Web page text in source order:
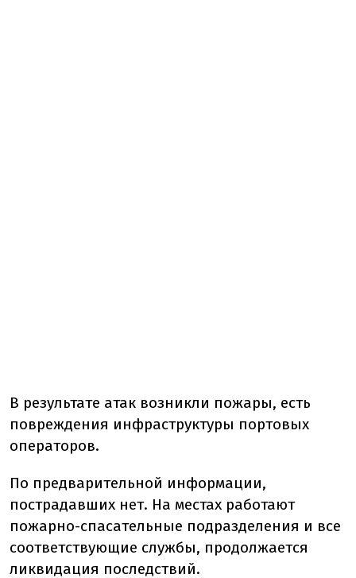
В результате атак возникли пожары, есть
повреждения инфраструктуры портовых
операторов.
По предварительной информации,
пострадавших нет. На местах работают
пожарно-спасательные подразделения и все
соответствующие службы, продолжается
ликвидация последствий.